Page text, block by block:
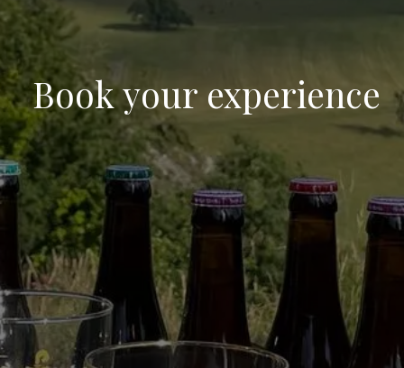
Book your experience